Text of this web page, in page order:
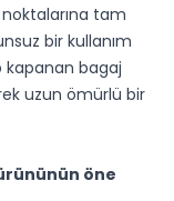
noktalarına tam
bir kullanım
kapanan bagaj
uzun ömürlü bir
öne